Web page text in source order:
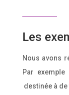
Les
Nous avons
Par
destinée à